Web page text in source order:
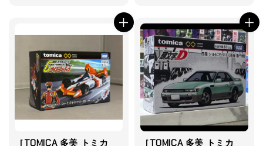
［TOMICA 多美 トミカ
［TOMICA 多美 トミカ